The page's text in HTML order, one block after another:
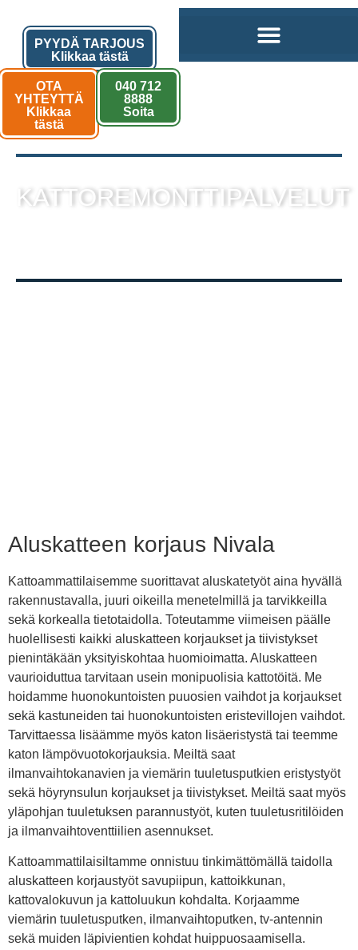
PYYDÄ TARJOUS
Klikkaa tästä
OTA
YHTEYTTÄ
Klikkaa
tästä
040 712
8888
Soita
KATTOREMONTTIPALVELUT
Aluskatteen korjaus Nivala
Kattoammattilaisemme suorittavat aluskatetyöt aina hyvällä
rakennustavalla, juuri oikeilla menetelmillä ja tarvikkeilla
sekä korkealla tietotaidolla. Toteutamme viimeisen päälle
huolellisesti kaikki aluskatteen korjaukset ja tiivistykset
pienintäkään yksityiskohtaa huomioimatta. Aluskatteen
vaurioiduttua tarvitaan usein monipuolisia kattotöitä. Me
hoidamme huonokuntoisten puuosien vaihdot ja korjaukset
sekä kastuneiden tai huonokuntoisten eristevillojen vaihdot.
Tarvittaessa lisäämme myös katon lisäeristystä tai teemme
katon lämpövuotokorjauksia. Meiltä saat
ilmanvaihtokanavien ja viemärin tuuletusputkien eristystyöt
sekä höyrynsulun korjaukset ja tiivistykset. Meiltä saat myös
yläpohjan tuuletuksen parannustyöt, kuten tuuletusritilöiden
ja ilmanvaihtoventtiilien asennukset.
Kattoammattilaisiltamme onnistuu tinkimättömällä taidolla
aluskatteen korjaustyöt savupiipun, kattoikkunan,
kattovalokuvun ja kattoluukun kohdalta. Korjaamme
viemärin tuuletusputken, ilmanvaihtoputken, tv-antennin
sekä muiden läpivientien kohdat huippuosaamisella.